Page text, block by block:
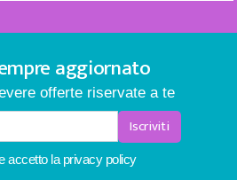
aggiornato
offerte riservate a te
Iscriviti
accetto la privacy policy